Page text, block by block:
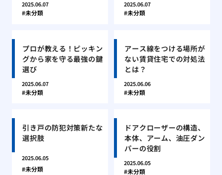
2025.06.07
未分類
2025.06.07
未分類
プロが教える！ピッキン
グから家を守る最強の鍵
選び
2025.06.07
未分類
アース線をつける場所が
ない賃貸住宅での対処法
とは？
2025.06.06
未分類
引き戸の防犯対策新たな
選択肢
2025.06.05
未分類
ドアクローザーの構造、
本体、アーム、油圧ダン
パーの役割
2025.06.05
未分類